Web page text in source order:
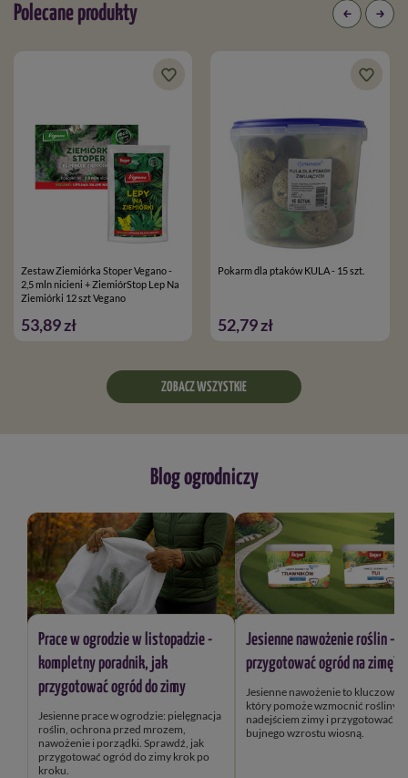
Polecane produkty
Zestaw Ziemiórka Stoper Vegano -
2,5 mln nicieni + ZiemiórStop Lep Na
Ziemiórki 12 szt Vegano
53,89 zł
Pokarm dla ptaków KULA - 15 szt.
52,79 zł
ZOBACZ WSZYSTKIE
Blog ogrodniczy
Prace w ogrodzie w listopadzie -
kompletny poradnik, jak
przygotować ogród do zimy
Jesienne prace w ogrodzie: pielęgnacja
roślin, ochrona przed mrozem,
nawożenie i porządki. Sprawdź, jak
przygotować ogród do zimy krok po
kroku.
Jesienne nawożenie roślin –
przygotować ogród na zimę?
Jesienne nawożenie to kluczowy
który pomoże wzmocnić rośliny przed
nadejściem zimy i przygotować je
bujnego wzrostu wiosną.